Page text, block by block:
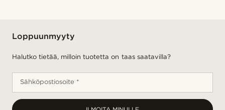
Loppuunmyyty
Halutko tietää, milloin tuotetta on taas saatavilla?
Sähköpostiosoite *